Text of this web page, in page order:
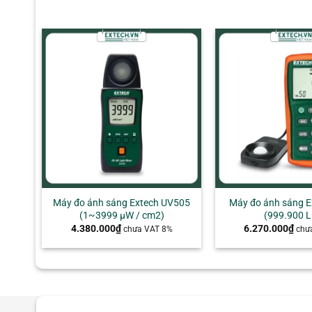
Máy đo ánh sáng Extech UV505
(1~3999 μW / cm2)
4.380.000₫ chưa VAT 8%
Máy đo ánh sáng
(999.900
6.270.000₫